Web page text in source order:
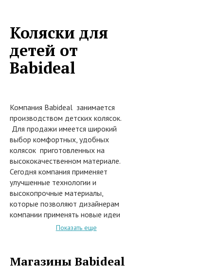
Коляски для
детей от
Babideal
Компания Babideal занимается
производством детских колясок.
Для продажи имеется широкий
выбор комфортных, удобных
колясок приготовленных на
высококачественном материале.
Сегодня компания применяет
улучшенные технологии и
высокопрочные материалы,
которые позволяют дизайнерам
компании применять новые идеи
и воплощать их реальность. В
обеспечивает надежную защиту
Показать еще
Магазины Babideal